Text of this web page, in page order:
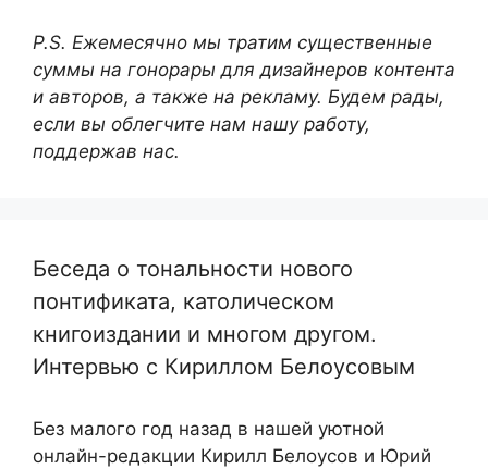
P.S. Ежемесячно мы тратим существенные
суммы на гонорары для дизайнеров контента
и авторов, а также на рекламу. Будем рады,
если вы облегчите нам нашу работу,
поддержав нас.
Беседа о тональности нового
понтификата, католическом
книгоиздании и многом другом.
Интервью с Кириллом Белоусовым
Без малого год назад в нашей уютной
онлайн-редакции Кирилл Белоусов и Юрий